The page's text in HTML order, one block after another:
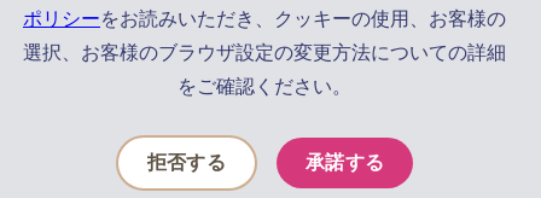
知
ポリシーをお読みいただき、クッキーの使用、お客様の
選択、お客様のブラウザ設定の変更方法についての詳細
をご確認ください。
承諾する
拒否する